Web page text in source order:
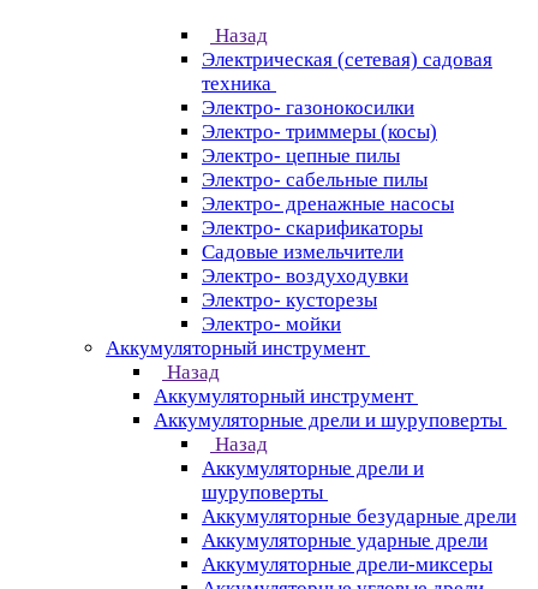
Назад
Электрическая (сетевая) садовая
техника
Электро- газонокосилки
Электро- триммеры (косы)
Электро- цепные пилы
Электро- сабельные пилы
Электро- дренажные насосы
Электро- скарификаторы
Садовые измельчители
Электро- воздуходувки
Электро- кусторезы
Электро- мойки
Аккумуляторный инструмент
Назад
Аккумуляторный инструмент
Аккумуляторные дрели и шуруповерты
Назад
Аккумуляторные дрели и
шуруповерты
Аккумуляторные безударные дрели
Аккумуляторные ударные дрели
Аккумуляторные дрели-миксеры